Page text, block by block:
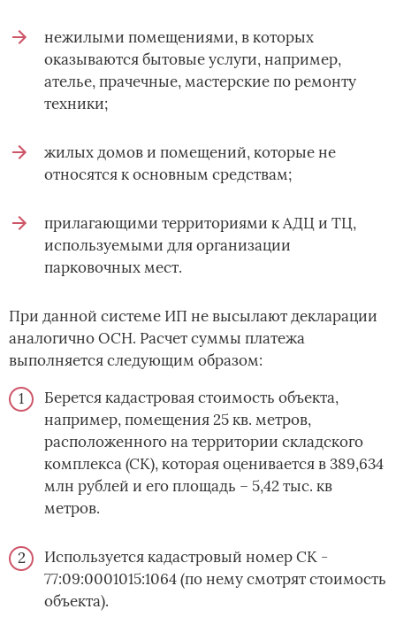
нежилыми помещениями, в которых
оказываются бытовые услуги, например,
ателье, прачечные, мастерские по ремонту
техники;
жилых домов и помещений, которые не
относятся к основным средствам;
прилагающими территориями к АДЦ и ТЦ,
используемыми для организации
парковочных мест.
При данной системе ИП не высылают декларации
аналогично ОСН. Расчет суммы платежа
выполняется следующим образом:
Берется кадастровая стоимость объекта,
например, помещения 25 кв. метров,
расположенного на территории складского
комплекса (СК), которая оценивается в 389,634
млн рублей и его площадь – 5,42 тыс. кв
метров.
Используется кадастровый номер СК -
77:09:0001015:1064 (по нему смотрят стоимость
объекта).